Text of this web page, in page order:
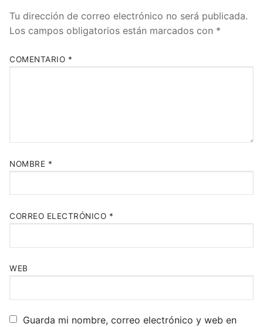
Tu dirección de correo electrónico no será publicada.
Los campos obligatorios están marcados con *
COMENTARIO *
NOMBRE *
CORREO ELECTRÓNICO *
WEB
Guarda mi nombre, correo electrónico y web en